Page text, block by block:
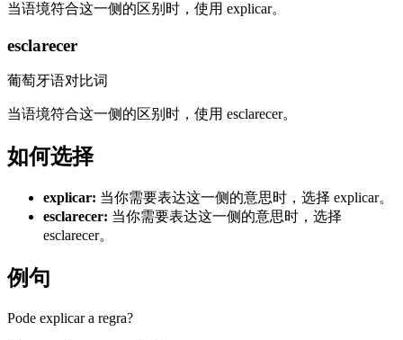
当语境符合这一侧的区别时，使用 explicar。
esclarecer
葡萄牙语对比词
当语境符合这一侧的区别时，使用 esclarecer。
如何选择
explicar: 当你需要表达这一侧的意思时，选择 explicar。
esclarecer: 当你需要表达这一侧的意思时，选择
esclarecer。
例句
Pode explicar a regra?